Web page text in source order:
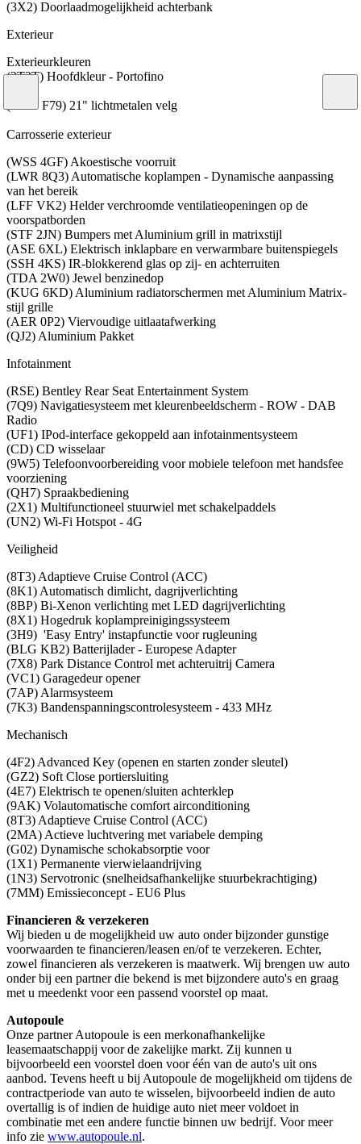
(3X2) Doorlaadmogelijkheid achterbank
Exterieur
Exterieurkleuren
(2T2T) Hoofdkleur - Portofino
(RAD F79) 21" lichtmetalen velg
Carrosserie exterieur
(WSS 4GF) Akoestische voorruit
(LWR 8Q3) Automatische koplampen - Dynamische aanpassing
van het bereik
(LFF VK2) Helder verchroomde ventilatieopeningen op de
voorspatborden
(STF 2JN) Bumpers met Aluminium grill in matrixstijl
(ASE 6XL) Elektrisch inklapbare en verwarmbare buitenspiegels
(SSH 4KS) IR-blokkerend glas op zij- en achterruiten
(TDA 2W0) Jewel benzinedop
(KUG 6KD) Aluminium radiatorschermen met Aluminium Matrix-
stijl grille
(AER 0P2) Viervoudige uitlaatafwerking
(QJ2) Aluminium Pakket
Infotainment
(RSE) Bentley Rear Seat Entertainment System
(7Q9) Navigatiesysteem met kleurenbeeldscherm - ROW - DAB
Radio
(UF1) IPod-interface gekoppeld aan infotainmentsysteem
(CD) CD wisselaar
(9W5) Telefoonvoorbereiding voor mobiele telefoon met handsfee
voorziening
(QH7) Spraakbediening
(2X1) Multifunctioneel stuurwiel met schakelpaddels
(UN2) Wi-Fi Hotspot - 4G
Veiligheid
(8T3) Adaptieve Cruise Control (ACC)
(8K1) Automatisch dimlicht, dagrijverlichting
(8BP) Bi-Xenon verlichting met LED dagrijverlichting
(8X1) Hogedruk koplampreinigingssysteem
(3H9) 'Easy Entry' instapfunctie voor rugleuning
(BLG KB2) Batterijlader - Europese Adapter
(7X8) Park Distance Control met achteruitrij Camera
(VC1) Garagedeur opener
(7AP) Alarmsysteem
(7K3) Bandenspanningscontrolesysteem - 433 MHz
Mechanisch
(4F2) Advanced Key (openen en starten zonder sleutel)
(GZ2) Soft Close portiersluiting
(4E7) Elektrisch te openen/sluiten achterklep
(9AK) Volautomatische comfort airconditioning
(8T3) Adaptieve Cruise Control (ACC)
(2MA) Actieve luchtvering met variabele demping
(G02) Dynamische schokabsorptie voor
(1X1) Permanente vierwielaandrijving
(1N3) Servotronic (snelheidsafhankelijke stuurbekrachtiging)
(7MM) Emissieconcept - EU6 Plus
Financieren & verzekeren
Wij bieden u de mogelijkheid uw auto onder bijzonder gunstige
voorwaarden te financieren/leasen en/of te verzekeren. Echter,
zowel financieren als verzekeren is maatwerk. Wij brengen uw auto
onder bij een partner die bekend is met bijzondere auto's en graag
met u meedenkt voor een passend voorstel op maat.
Autopoule
Onze partner Autopoule is een merkonafhankelijke
leasemaatschappij voor de zakelijke markt. Zij kunnen u
bijvoorbeeld een voorstel doen voor één van de auto's uit ons
aanbod. Tevens heeft u bij Autopoule de mogelijkheid om tijdens de
contractperiode van auto te wisselen, bijvoorbeeld indien de auto
overtallig is of indien de huidige auto niet meer voldoet in
combinatie met een andere functie binnen uw bedrijf. Voor meer
info zie www.autopoule.nl.